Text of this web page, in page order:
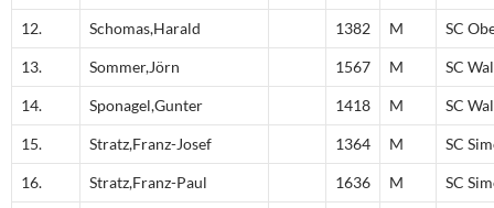
12. Schomas,Harald 1382 M SC
13. Sommer,Jörn 1567 M SC
14. Sponagel,Gunter 1418 M SC
15. Stratz,Franz-Josef 1364 M SC
16. Stratz,Franz-Paul 1636 M SC